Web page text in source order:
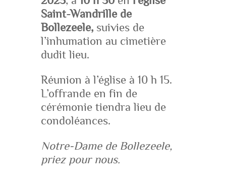
Saint-Wandrille de
Bollezeele,suivies de
l’inhumation au cimetière
dudit lieu.
Réunion à l’église à 10 h 15.
L’offrande en fin de
cérémonie tiendra lieu de
condoléances.
Notre-Dame de Bollezeele,
priez pour nous.